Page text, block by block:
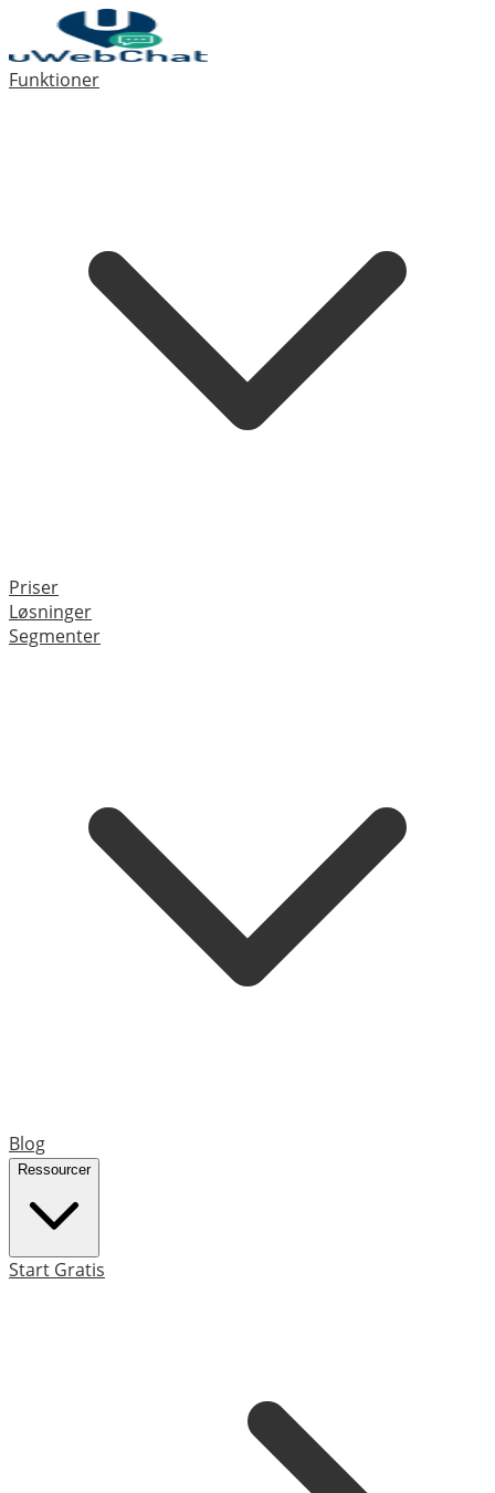
Funktioner
Priser
Løsninger
Segmenter
Blog
Ressourcer
Start Gratis